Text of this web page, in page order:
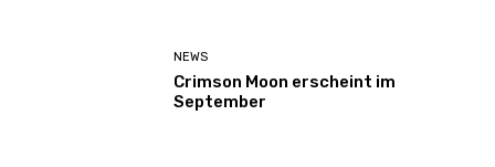
NEWS
Crimson Moon erscheint im
September